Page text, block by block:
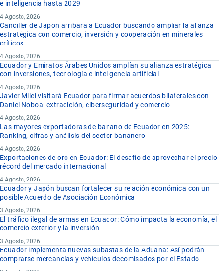
e inteligencia hasta 2029
4 Agosto, 2026
Canciller de Japón arribara a Ecuador buscando ampliar la alianza
estratégica con comercio, inversión y cooperación en minerales
críticos
4 Agosto, 2026
Ecuador y Emiratos Árabes Unidos amplían su alianza estratégica
con inversiones, tecnología e inteligencia artificial
4 Agosto, 2026
Javier Milei visitará Ecuador para firmar acuerdos bilaterales con
Daniel Noboa: extradición, ciberseguridad y comercio
4 Agosto, 2026
Las mayores exportadoras de banano de Ecuador en 2025:
Ranking, cifras y análisis del sector bananero
4 Agosto, 2026
Exportaciones de oro en Ecuador: El desafío de aprovechar el precio
récord del mercado internacional
4 Agosto, 2026
Ecuador y Japón buscan fortalecer su relación económica con un
posible Acuerdo de Asociación Económica
3 Agosto, 2026
El tráfico ilegal de armas en Ecuador: Cómo impacta la economía, el
comercio exterior y la inversión
3 Agosto, 2026
Ecuador implementa nuevas subastas de la Aduana: Así podrán
comprarse mercancías y vehículos decomisados por el Estado